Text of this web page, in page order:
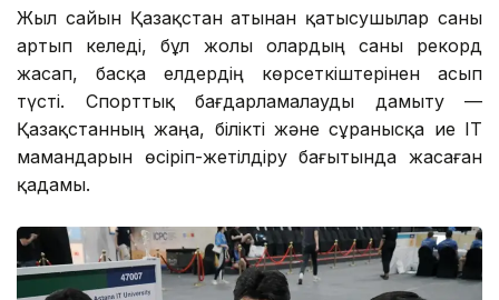
Жыл сайын Қазақстан атынан қатысушылар саны
артып келеді, бұл жолы олардың саны рекорд
жасап, басқа елдердің көрсеткіштерінен асып
түсті. Спорттық бағдарламалауды дамыту —
Қазақстанның жаңа, білікті және сұранысқа ие IT
мамандарын өсіріп-жетілдіру бағытында жасаған
қадамы.